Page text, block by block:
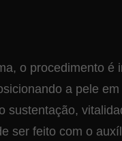
o procedimento é
a pele
sustentação,
ser feito com o